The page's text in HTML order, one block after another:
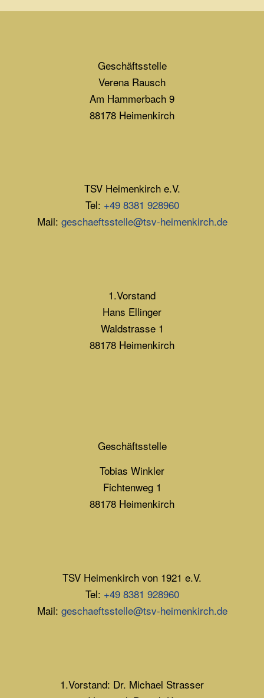
Geschäftsstelle
Verena Rausch
Am Hammerbach 9
88178 Heimenkirch
TSV Heimenkirch e.V.
Tel: +49 8381 928960
Mail: geschaeftsstelle@tsv-heimenkirch.de
1.Vorstand
Hans Ellinger
Waldstrasse 1
88178 Heimenkirch
Geschäftsstelle
Tobias Winkler
Fichtenweg 1
88178 Heimenkirch
TSV Heimenkirch von 1921 e.V.
Tel: +49 8381 928960
Mail: geschaeftsstelle@tsv-heimenkirch.de
1.Vorstand: Dr. Michael Strasser